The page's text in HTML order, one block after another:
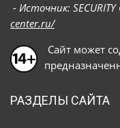
- Источник: SECURITY
center.ru/
Сайт может
РАЗДЕЛЫ САЙТА